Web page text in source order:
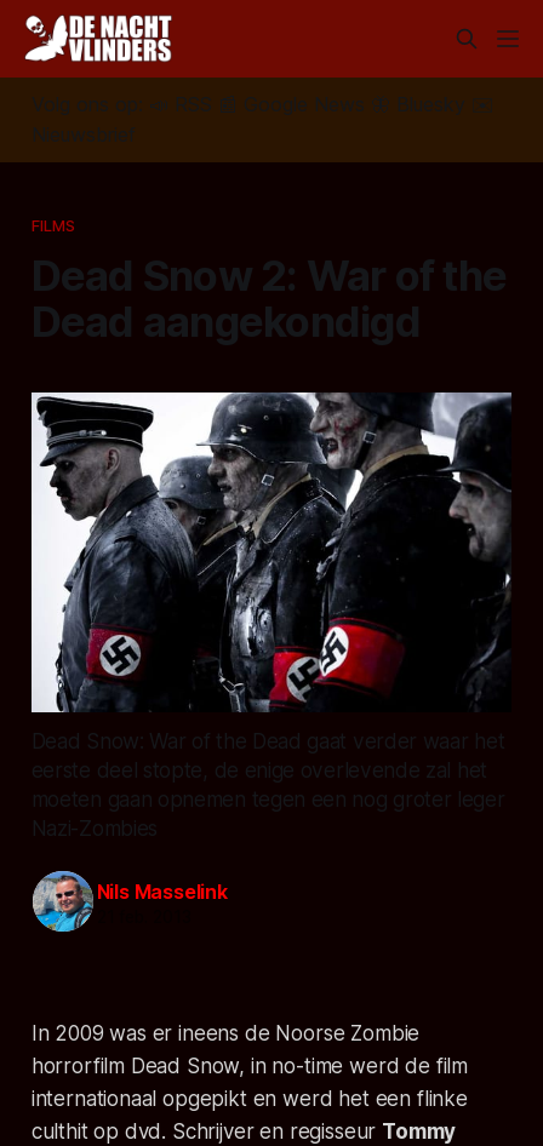
Volg ons op: 📣 RSS 📰 Google News 🦋 Bluesky
✉️
Nieuwsbrief
FILMS
Dead Snow 2: War of the
Dead aangekondigd
Dead Snow: War of the Dead gaat verder waar het
eerste deel stopte, de enige overlevende zal het
moeten gaan opnemen tegen een nog groter leger
Nazi-Zombies
Nils Masselink
In 2009 was er ineens de Noorse Zombie
horrorfilm Dead Snow, in no-time werd de film
internationaal opgepikt en werd het een flinke
culthit op dvd. Schrijver en regisseur Tommy